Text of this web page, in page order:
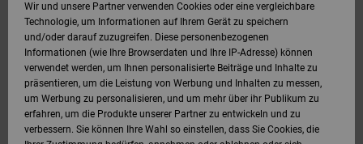
BLEIB DABEI, DIE PRODUKTE SIND BALD
WIEDER DA
UPS, WIR KONNTEN KEINE ERGEBNISSE FÜR
DEINE SUCHE FINDEN.
KEIN PROBLEM! VERSUCHE ES MIT ANDEREN BEGRIFFEN ODER STÖBERE
Wir und unsere Partner verwenden Cookies oder eine vergleichbare
Technologie, um Informationen auf Ihrem Gerät zu speichern
und/oder darauf zuzugreifen. Diese personenbezogenen
Informationen (wie Ihre Browserdaten und Ihre IP-Adresse) können
verwendet werden, um Ihnen personalisierte Beiträge und Inhalte zu
präsentieren, um die Leistung von Werbung und Inhalten zu messen,
um Werbung zu personalisieren, und um mehr über ihr Publikum zu
erfahren, um die Produkte unserer Partner zu entwickeln und zu
verbessern. Sie können Ihre Wahl so einstellen, dass Sie Cookies, die